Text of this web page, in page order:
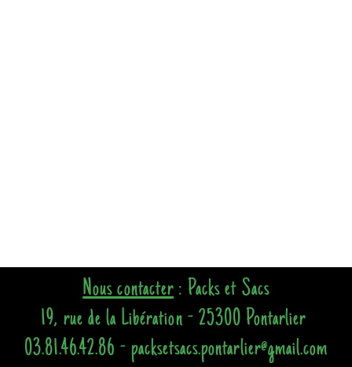
Nous contacter: Packs et Sacs
19, rue de la Libération - 25300 Pontarlier
03.81.46.42.86 - packsetsacs.pontarlier@gmail.com